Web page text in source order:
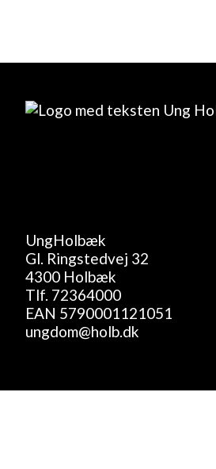
UngHolbæk
Gl. Ringstedvej 32
4300 Holbæk
Tlf. 72364000
EAN 5790001121051
ungdom@holb.dk